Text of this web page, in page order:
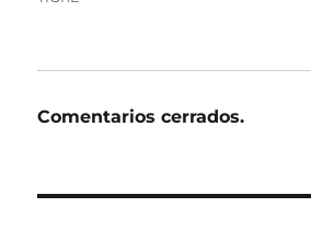
Comentarios cerrados.